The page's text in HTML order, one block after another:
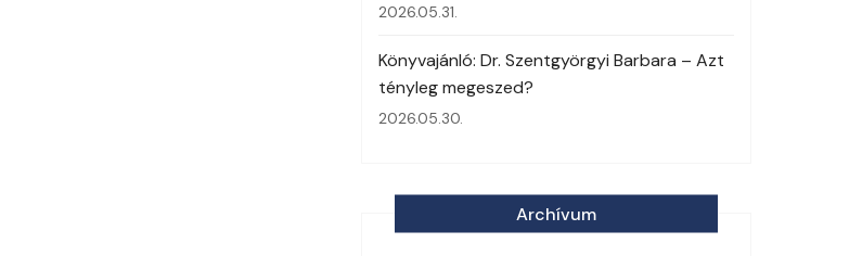
2026.05.31.
Könyvajánló: Dr. Szentgyörgyi Barbara – Azt
tényleg megeszed?
2026.05.30.
Archívum